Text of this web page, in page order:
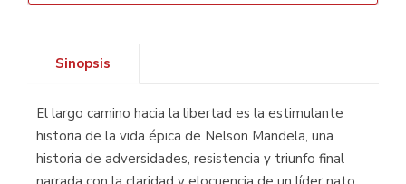
Sinopsis
El largo camino hacia la libertad es la estimulante
historia de la vida épica de Nelson Mandela, una
historia de adversidades, resistencia y triunfo final